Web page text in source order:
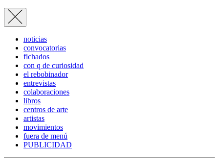
noticias
convocatorias
fichados
con q de curiosidad
el rebobinador
entrevistas
colaboraciones
libros
centros de arte
artistas
movimientos
fuera de menú
PUBLICIDAD